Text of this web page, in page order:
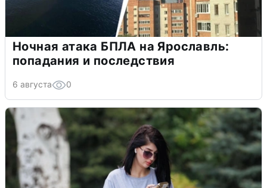
Ночная атака БПЛА на Ярославль:
попадания и последствия
6 августа 0